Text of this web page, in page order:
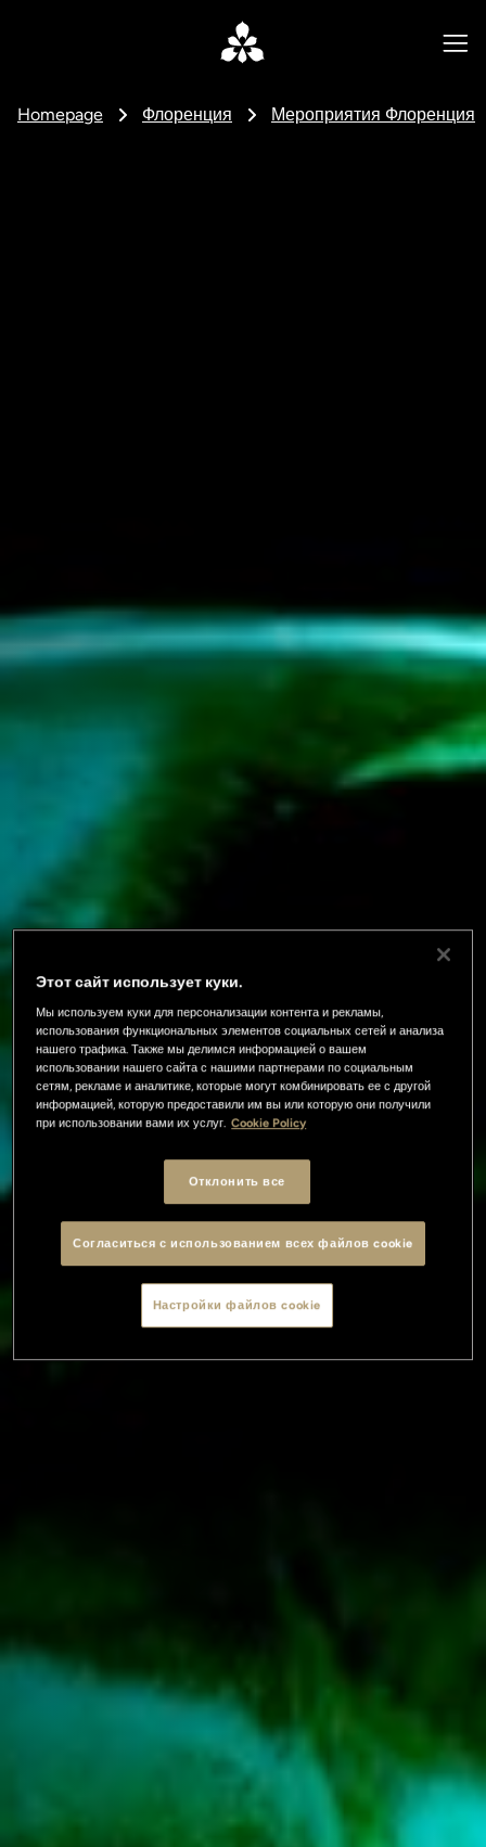
Homepage Флоренция Мероприятия Флоренция
Этот сайт использует куки.
Мы используем куки для персонализации контента и рекламы,
использования функциональных элементов социальных сетей и анализа
нашего трафика. Также мы делимся информацией о вашем
использовании нашего сайта с нашими партнерами по социальным
сетям, рекламе и аналитике, которые могут комбинировать ее с другой
информацией, которую предоставили им вы или которую они получили
при использовании вами их услуг. Cookie Policy
Отклонить все
Согласиться с использованием всех файлов cookie
Настройки файлов cookie